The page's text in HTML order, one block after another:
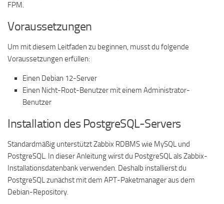
FPM.
Voraussetzungen
Um mit diesem Leitfaden zu beginnen, musst du folgende
Voraussetzungen erfüllen:
Einen Debian 12-Server
Einen Nicht-Root-Benutzer mit einem Administrator-
Benutzer
Installation des PostgreSQL-Servers
Standardmäßig unterstützt Zabbix RDBMS wie MySQL und
PostgreSQL. In dieser Anleitung wirst du PostgreSQL als Zabbix-
Installationsdatenbank verwenden. Deshalb installierst du
PostgreSQL zunächst mit dem APT-Paketmanager aus dem
Debian-Repository.